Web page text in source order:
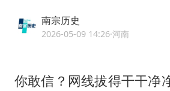
南宗历史
2026-05-09 14:26·河南
你敢信？网线拔得干干净